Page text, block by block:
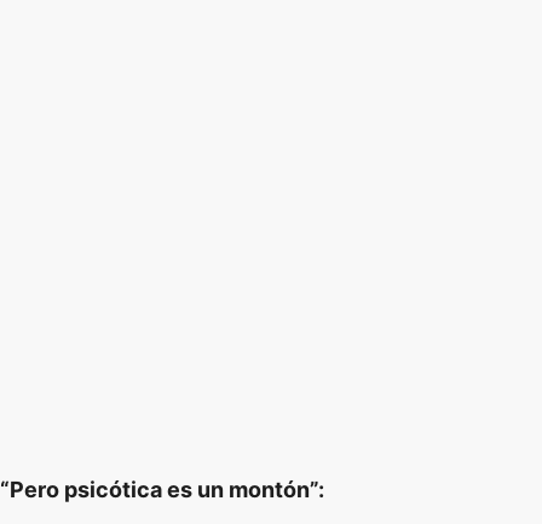
“Pero psicótica es un montón”: